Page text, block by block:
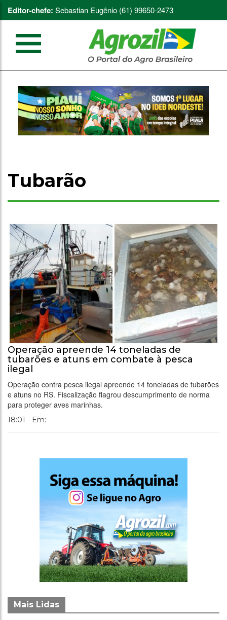
Editor-chefe: Sebastian Eugênio (61) 99650-2473
Tubarão
Operação apreende 14 toneladas de
tubarões e atuns em combate à pesca
ilegal
Operação contra pesca ilegal apreende 14 toneladas de tubarões
e atuns no RS. Fiscalização flagrou descumprimento de norma
para proteger aves marinhas.
18:01 - Em:
Mais Lidas